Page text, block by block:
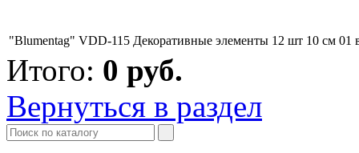
"Blumentag" VDD-115 Декоративные элементы 12 шт 10 см 01
Итого: 0 руб.
Вернуться в раздел